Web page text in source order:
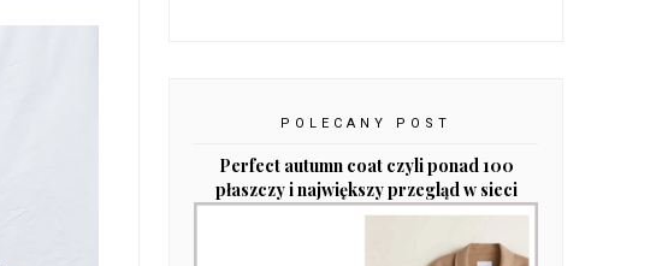
POLECANY POST
Perfect autumn coat czyli ponad 100
płaszczy i największy przegląd w sieci